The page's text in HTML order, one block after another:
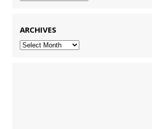
ARCHIVES
Archives